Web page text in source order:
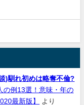
)馴れ初めは略奪不倫?
の例13選！意味・年の
最新版】
より